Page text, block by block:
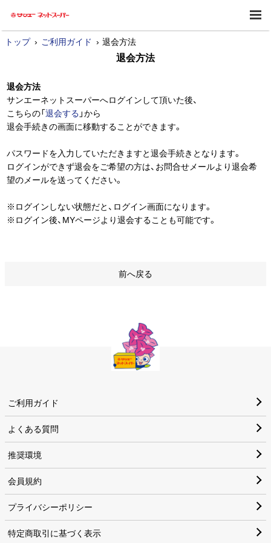
トップ ご利用ガイド 退会方法
退会方法
退会方法
サンエーネットスーパーへログインして頂いた後、
こちらの「退会する 」から
退会手続きの画面に移動することができます。
パスワードを入力していただきますと退会手続きとなります。
ログインができず退会をご希望の方は、お問合せメールより退会希
望のメールを送ってください。
※ログインしない状態だと、ログイン画面になります。
※ログイン後、MYページより退会することも可能です。
前へ戻る
ご利用ガイド
よくある質問
推奨環境
会員規約
プライバシーポリシー
特定商取引に基づく表示